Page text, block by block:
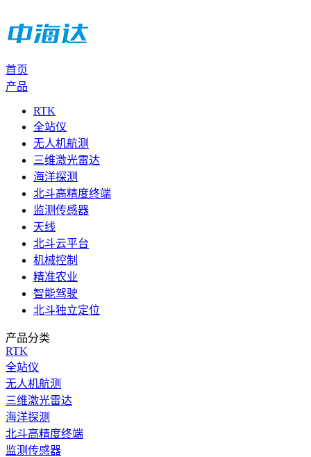
首页
产品
RTK
全站仪
无人机航测
三维激光雷达
海洋探测
北斗高精度终端
监测传感器
天线
北斗云平台
机械控制
精准农业
智能驾驶
北斗独立定位
产品分类
RTK
全站仪
无人机航测
三维激光雷达
海洋探测
北斗高精度终端
监测传感器